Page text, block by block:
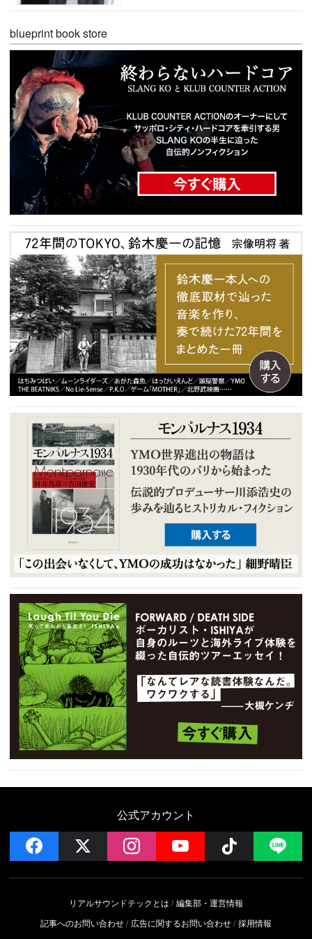
blueprint book store
公式アカウント
facebook instagramYouTube Follow
リアルサウンドテックとは
編集部・運営情報
記事へのお問い合わせ
広告に関するお問い合わせ 採用情報